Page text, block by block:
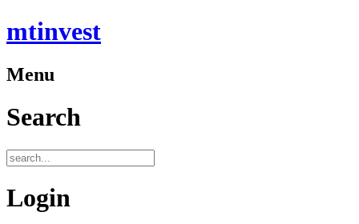
mtinvest
Menu
Search
Login